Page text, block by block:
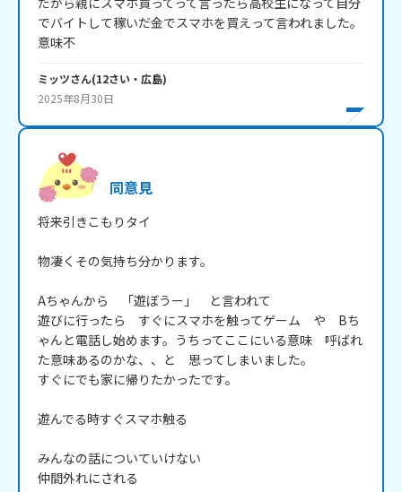
でバイトして稼いだ金でスマホを買えって言われました。
意味不
ミッツさん(12さい・ 広島)
2025年8月30日
同意見
将来引きこもりタイ
物凄くその気持ち分かります。
Aちゃんから　「遊ぼうー」　と言われて
遊びに行ったら　すぐにスマホを触ってゲーム　や　Bち
ゃんと電話し始めます。うちってここにいる意味　呼ばれ
た意味あるのかな、、と　思ってしまいました。
すぐにでも家に帰りたかったです。
遊んでる時すぐスマホ触る
みんなの話についていけない
仲間外れにされる